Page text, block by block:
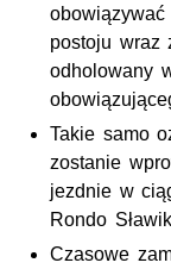
postoju wraz
odholowany
Takie samo
zostanie
jezdnie w
Rondo
Czasowe